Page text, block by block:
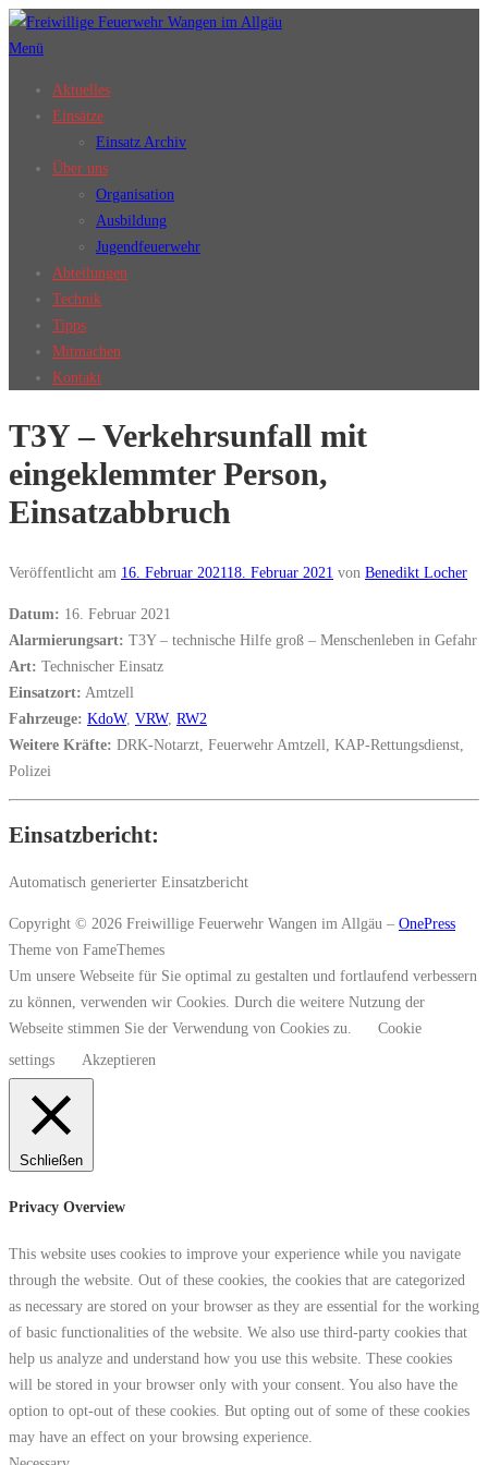
Zum
Inhalt
Menü
Aktuelles
Einsätze
Einsatz Archiv
Über uns
Organisation
Ausbildung
Jugendfeuerwehr
Abteilungen
Technik
Tipps
Mitmachen
Kontakt
T3Y – Verkehrsunfall mit
eingeklemmter Person,
Einsatzabbruch
Veröffentlicht am 16. Februar 202118. Februar 2021 von Benedikt Locher
Datum: 16. Februar 2021
Alarmierungsart: T3Y – technische Hilfe groß – Menschenleben in Gefahr
Art: Technischer Einsatz
Einsatzort: Amtzell
Fahrzeuge: KdoW, VRW, RW2
Weitere Kräfte: DRK-Notarzt, Feuerwehr Amtzell, KAP-Rettungsdienst,
Polizei
Einsatzbericht:
Automatisch generierter Einsatzbericht
Copyright © 2026 Freiwillige Feuerwehr Wangen im Allgäu – OnePress
Theme von FameThemes
Um unsere Webseite für Sie optimal zu gestalten und fortlaufend verbessern
zu können, verwenden wir Cookies. Durch die weitere Nutzung der
Webseite stimmen Sie der Verwendung von Cookies zu.
Cookie
settings
Akzeptieren
Schließen
Privacy Overview
This website uses cookies to improve your experience while you navigate
through the website. Out of these cookies, the cookies that are categorized
as necessary are stored on your browser as they are essential for the working
of basic functionalities of the website. We also use third-party cookies that
help us analyze and understand how you use this website. These cookies
will be stored in your browser only with your consent. You also have the
option to opt-out of these cookies. But opting out of some of these cookies
may have an effect on your browsing experience.